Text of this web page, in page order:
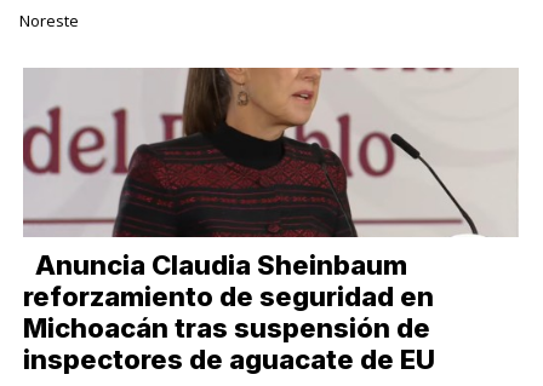
Noreste
Anuncia Claudia Sheinbaum
reforzamiento de seguridad en
Michoacán tras suspensión de
inspectores de aguacate de EU